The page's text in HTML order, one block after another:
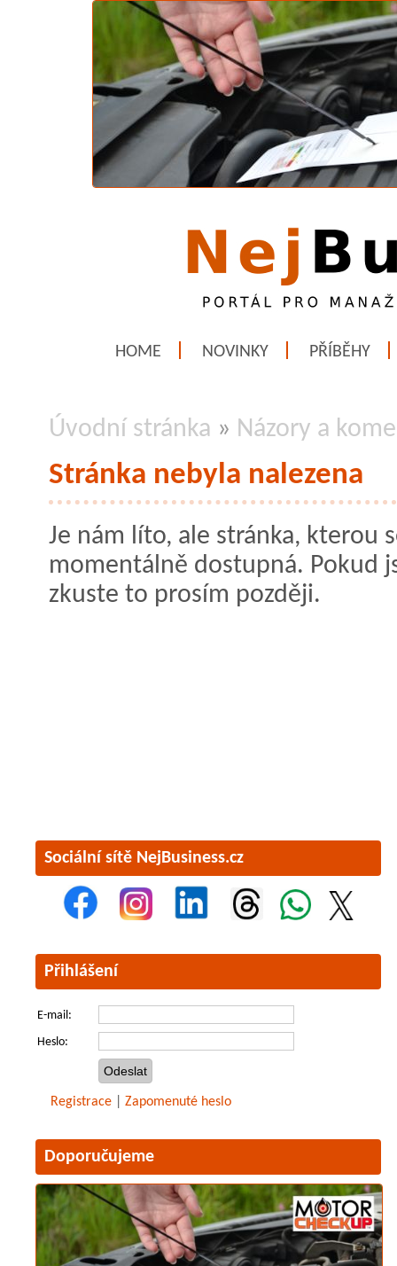
HOME NOVINKY PŘÍBĚHY
Úvodní stránka » Názory a
Stránka nebyla nalezena
Je nám líto, ale stránka, kterou
momentálně dostupná. Pokud
zkuste to prosím později.
Sociální sítě NejBusiness.cz
Přihlášení
E-mail:
Heslo:
Registrace Zapomenuté heslo
Doporučujeme